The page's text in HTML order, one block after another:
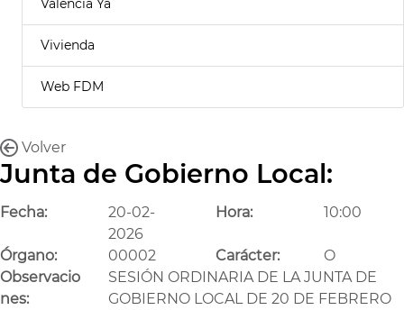
Vivienda
Web FDM
Volver
Junta de Gobierno Local:
Fecha:
20-02-
2026
Hora: 10:00
Órgano: 00002 Carácter:
O
Observacio
nes:
SESIÓN ORDINARIA DE LA JUNTA DE
GOBIERNO LOCAL DE 20 DE FEBRERO